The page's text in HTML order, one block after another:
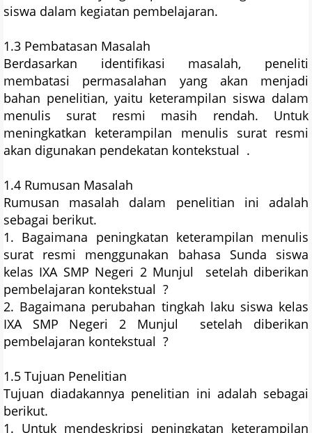
siswa dalam kegiatan pembelajaran.
1.3 Pembatasan Masalah
Berdasarkan identifikasi masalah, peneliti
membatasi permasalahan yang akan menjadi
bahan penelitian, yaitu keterampilan siswa dalam
menulis surat resmi masih rendah. Untuk
meningkatkan keterampilan menulis surat resmi
akan digunakan pendekatan kontekstual .
1.4 Rumusan Masalah
Rumusan masalah dalam penelitian ini adalah
sebagai berikut.
1. Bagaimana peningkatan keterampilan menulis
surat resmi menggunakan bahasa Sunda siswa
kelas IXA SMP Negeri 2 Munjul setelah diberikan
pembelajaran kontekstual ?
2. Bagaimana perubahan tingkah laku siswa kelas
IXA SMP Negeri 2 Munjul setelah diberikan
pembelajaran kontekstual ?
1.5 Tujuan Penelitian
Tujuan diadakannya penelitian ini adalah sebagai
berikut.
1. Untuk mendeskripsi peningkatan keterampilan